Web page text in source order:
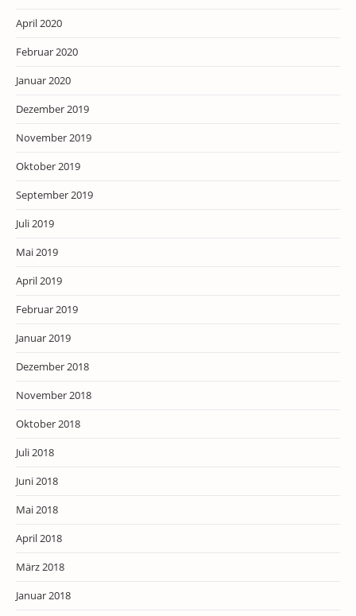
April 2020
Februar 2020
Januar 2020
Dezember 2019
November 2019
Oktober 2019
September 2019
Juli 2019
Mai 2019
April 2019
Februar 2019
Januar 2019
Dezember 2018
November 2018
Oktober 2018
Juli 2018
Juni 2018
Mai 2018
April 2018
März 2018
Januar 2018